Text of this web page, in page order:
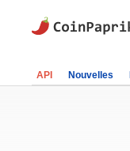
API Nouvelles